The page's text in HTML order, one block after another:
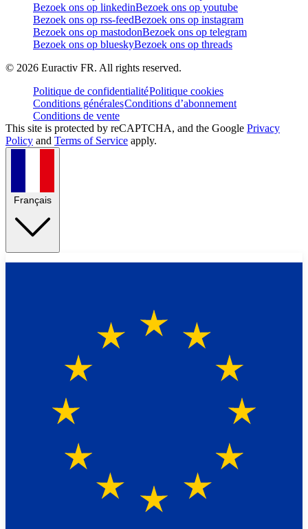
Bezoek ons op linkedinBezoek ons op youtube
Bezoek ons op rss-feedBezoek ons op instagram
Bezoek ons op mastodonBezoek ons op telegram
Bezoek ons op blueskyBezoek ons op threads
© 2026 Euractiv FR. All rights reserved.
Politique de confidentialitéPolitique cookies
Conditions généralesConditions d’abonnement
Conditions de vente
This site is protected by reCAPTCHA, and the Google Privacy
Policy and Terms of Service apply.
Français